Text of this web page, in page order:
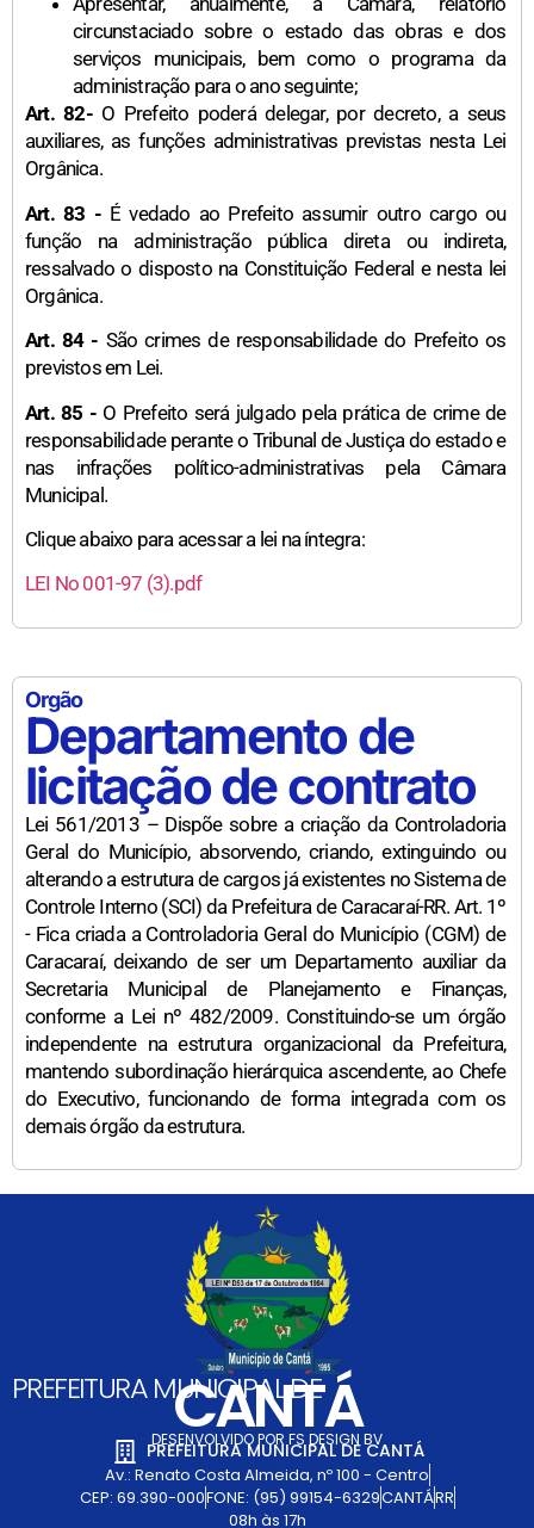
circunstaciado sobre o estado das obras e dos
serviços municipais, bem como o programa da
administração para o ano seguinte;
Art. 82-O Prefeito poderá delegar, por decreto, a seus
auxiliares, as funções administrativas previstas nesta Lei
Orgânica.
Art. 83 -É vedado ao Prefeito assumir outro cargo ou
função na administração pública direta ou indireta,
ressalvado o disposto na Constituição Federal e nesta lei
Orgânica.
Art. 84 - São crimes de responsabilidade do Prefeito os
previstos em Lei.
Art. 85 -O Prefeito será julgado pela prática de crime de
responsabilidade perante o Tribunal de Justiça do estado e
nas infrações político-administrativas pela Câmara
Municipal.
Clique abaixo para acessar a lei na íntegra:
LEI No 001-97 (3).pdf
Orgão
Departamento de
licitação de contrato
Lei 561/2013 – Dispõe sobre a criação da Controladoria
Geral do Município, absorvendo, criando, extinguindo ou
alterando a estrutura de cargos já existentes no Sistema de
Controle Interno (SCI) da Prefeitura de Caracaraí-RR. Art. 1º
- Fica criada a Controladoria Geral do Município (CGM) de
Caracaraí, deixando de ser um Departamento auxiliar da
Secretaria Municipal de Planejamento e Finanças,
conforme a Lei nº 482/2009. Constituindo-se um órgão
independente na estrutura organizacional da Prefeitura,
mantendo subordinação hierárquica ascendente, ao Chefe
do Executivo, funcionando de forma integrada com os
demais órgão da estrutura.
PREFEITURA MUNICIPAL DE
CANTÁ
DESENVOLVIDO POR FS DESIGN BV
PREFEITURA MUNICIPAL DE CANTÁ
Av.: Renato Costa Almeida, nº 100 - Centro
CEP: 69.390-000FONE: (95) 99154-6329CANTÁRR
08h às 17h